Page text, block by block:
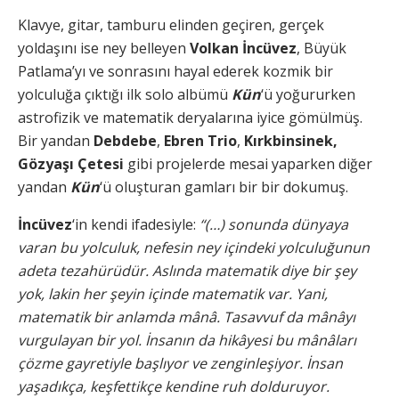
Klavye, gitar, tamburu elinden geçiren, gerçek
yoldaşını ise ney belleyen Volkan İncüvez, Büyük
Patlama’yı ve sonrasını hayal ederek kozmik bir
yolculuğa çıktığı ilk solo albümü Kün‘ü yoğururken
astrofizik ve matematik deryalarına iyice gömülmüş.
Bir yandan Debdebe, Ebren Trio, Kırkbinsinek,
Gözyaşı Çetesi gibi projelerde mesai yaparken diğer
yandan Kün‘ü oluşturan gamları bir bir dokumuş.
İncüvez‘in kendi ifadesiyle: “(…) sonunda dünyaya
varan bu yolculuk, nefesin ney içindeki yolculuğunun
adeta tezahürüdür. Aslında matematik diye bir şey
yok, lakin her şeyin içinde matematik var. Yani,
matematik bir anlamda mânâ. Tasavvuf da mânâyı
vurgulayan bir yol. İnsanın da hikâyesi bu mânâları
çözme gayretiyle başlıyor ve zenginleşiyor. İnsan
yaşadıkça, keşfettikçe kendine ruh dolduruyor.